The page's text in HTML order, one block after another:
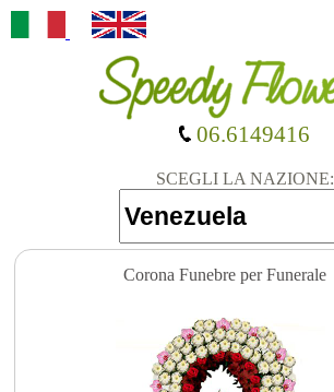
SCEGLI LA NAZIONE:
06.6149416
Corona Funebre per Funerale